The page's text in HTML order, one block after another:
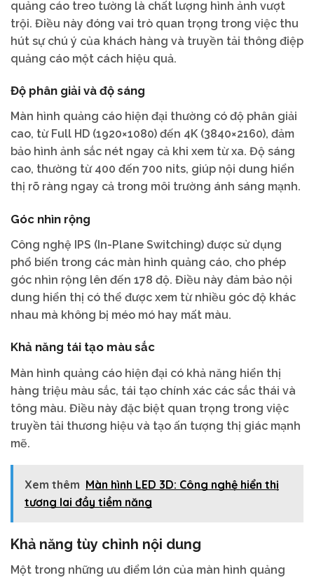
quảng cáo treo tường là chất lượng hình ảnh vượt
trội. Điều này đóng vai trò quan trọng trong việc thu
hút sự chú ý của khách hàng và truyền tải thông điệp
quảng cáo một cách hiệu quả.
Độ phân giải và độ sáng
Màn hình quảng cáo hiện đại thường có độ phân giải
cao, từ Full HD (1920×1080) đến 4K (3840×2160), đảm
bảo hình ảnh sắc nét ngay cả khi xem từ xa. Độ sáng
cao, thường từ 400 đến 700 nits, giúp nội dung hiển
thị rõ ràng ngay cả trong môi trường ánh sáng mạnh.
Góc nhìn rộng
Công nghệ IPS (In-Plane Switching) được sử dụng
phổ biến trong các màn hình quảng cáo, cho phép
góc nhìn rộng lên đến 178 độ. Điều này đảm bảo nội
dung hiển thị có thể được xem từ nhiều góc độ khác
nhau mà không bị méo mó hay mất màu.
Khả năng tái tạo màu sắc
Màn hình quảng cáo hiện đại có khả năng hiển thị
hàng triệu màu sắc, tái tạo chính xác các sắc thái và
tông màu. Điều này đặc biệt quan trọng trong việc
truyền tải thương hiệu và tạo ấn tượng thị giác mạnh
mẽ.
Xem thêm Màn hình LED 3D: Công nghệ hiển thị
tương lai đầy tiềm năng
Khả năng tùy chỉnh nội dung
Một trong những ưu điểm lớn của màn hình quảng